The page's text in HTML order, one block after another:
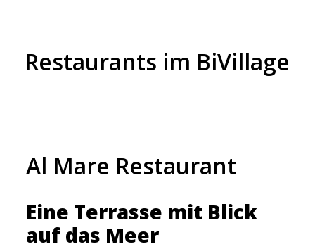
Restaurants im BiVillage
Al Mare Restaurant
Eine Terrasse mit Blick
auf das Meer